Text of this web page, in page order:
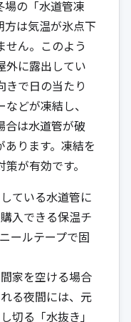
場の「水道管凍
方は気温が氷点下
せん。このよう
外に露出してい
きで日の当たり
どが凍結し、
合は水道管が破
ります。凍結を
が有効です。
ている水道管に
入できる保温チ
ールテープで固
家を空ける場合
る夜間には、元
切る「水抜き」